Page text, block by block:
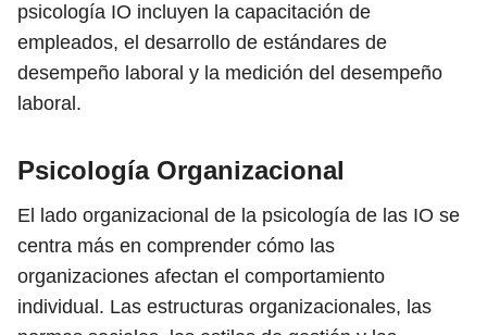
psicología IO incluyen la capacitación de
empleados, el desarrollo de estándares de
desempeño laboral y la medición del desempeño
laboral.
Psicología Organizacional
El lado organizacional de la psicología de las IO se
centra más en comprender cómo las
organizaciones afectan el comportamiento
individual. Las estructuras organizacionales, las